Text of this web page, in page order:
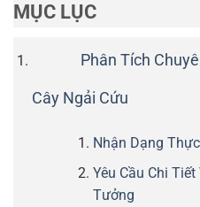
MỤC LỤC
Phân Tích
Cây Ngải Cứu
Nhận Dạng
Yêu Cầu Chi
Tưởng